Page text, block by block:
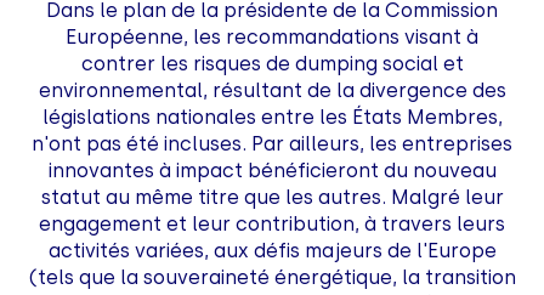
Dans le plan de la présidente de la Commission
Européenne, les recommandations visant à
contrer les risques de dumping social et
environnemental, résultant de la divergence des
législations nationales entre les États Membres,
n'ont pas été incluses. Par ailleurs, les entreprises
innovantes à impact bénéficieront du nouveau
statut au même titre que les autres. Malgré leur
engagement et leur contribution, à travers leurs
activités variées, aux défis majeurs de l'Europe
(tels que la souveraineté énergétique, la transition